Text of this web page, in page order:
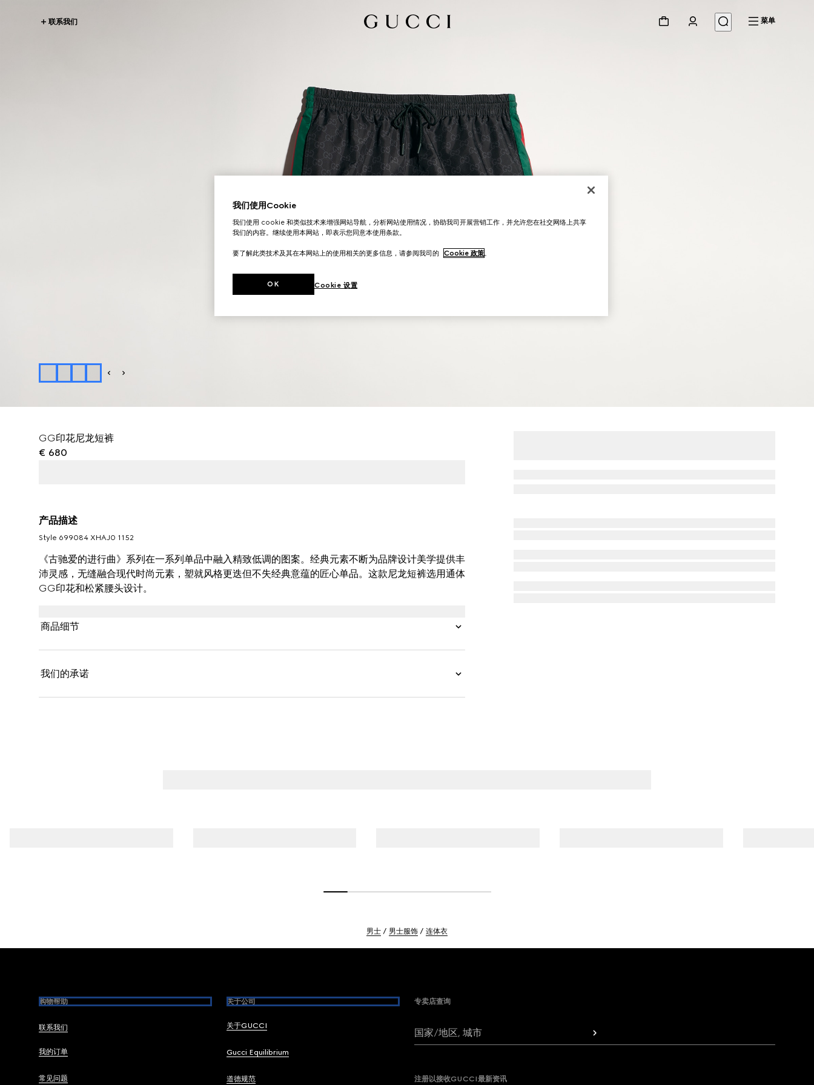
联系我们 菜单
GG印花尼龙短裤
€ 680
产品描述
Style ‎699084 XHAJ0 1152
《古驰爱的进行曲》系列在一系列单品中融入精致低调的图案。经典元素不断为品牌设计美学提供丰
沛灵感，无缝融合现代时尚元素，塑就风格更迭但不失经典意蕴的匠心单品。这款尼龙短裤选用通体
GG印花和松紧腰头设计。
商品细节
我们的承诺
男士 男士服饰 连体衣
购物帮助
联系我们
我的订单
常见问题
关于公司
关于GUCCI
Gucci Equilibrium
道德规范
专卖店查询
国家/地区, 城市
注册以接收GUCCI最新资讯
我们使用Cookie
我们使用 cookie 和类似技术来增强网站导航，分析网站使用情况，协助我司开展营销工作，并允许您在社交网络上共享
我们的内容。继续使用本网站，即表示您同意本使用条款。
要了解此类技术及其在本网站上的使用相关的更多信息，请参阅我司的 Cookie 政策。
Cookie 设置
OK